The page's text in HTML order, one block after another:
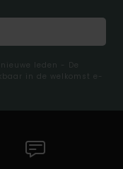
leden - De
in de welkomst e-